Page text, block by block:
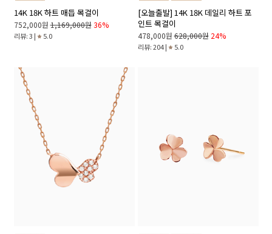
14K 18K 하트 매듭 목걸이
752,000원 1,169,000원 36%
리뷰: 3 | 5.0
[오늘출발] 14K 18K 데일리 하트 포
인트 목걸이
478,000원 628,000원 24%
리뷰: 204 | 5.0